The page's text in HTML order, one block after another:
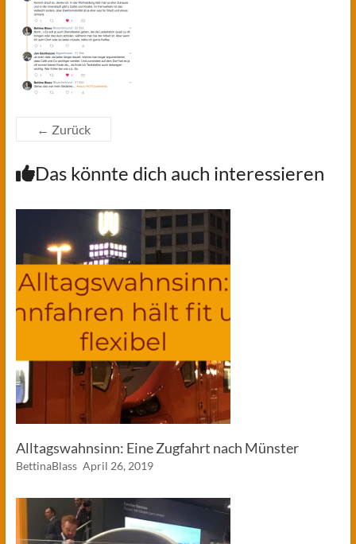
← Zurück
Das könnte dich auch interessieren
Alltagswahnsinn: Eine Zugfahrt nach Münster
BettinaBlass April 26, 2019